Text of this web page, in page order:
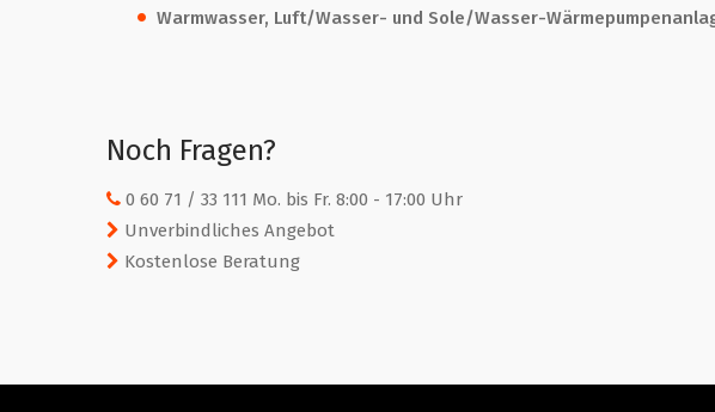
Warmwasser, Luft/Wasser- und Sole/Wasser-
Noch Fragen?
0 60 71 / 33 111 Mo. bis Fr. 8:00 - 17:00 Uhr
Unverbindliches Angebot
Kostenlose Beratung